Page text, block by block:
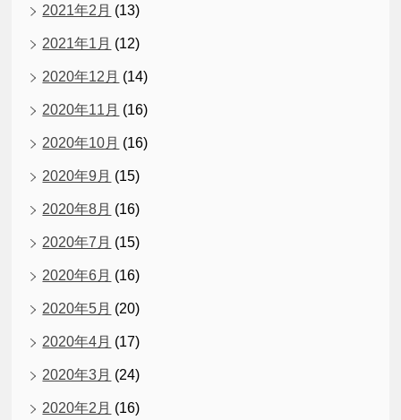
2021年2月 (13)
2021年1月 (12)
2020年12月 (14)
2020年11月 (16)
2020年10月 (16)
2020年9月 (15)
2020年8月 (16)
2020年7月 (15)
2020年6月 (16)
2020年5月 (20)
2020年4月 (17)
2020年3月 (24)
2020年2月 (16)